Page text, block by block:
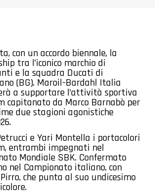
con un accordo biennale, la
tra l’iconico marchio di
e la squadra Ducati di
(BG). Maroil-Bardahl Italia
a supportare l’attività sportiva
capitanato da Marco Barnabò per
due stagioni agonistiche
e Yari Montella i portacolori
entrambi impegnati nel
Mondiale SBK. Confermato
nel Campionato italiano, con
che punta al suo undicesimo